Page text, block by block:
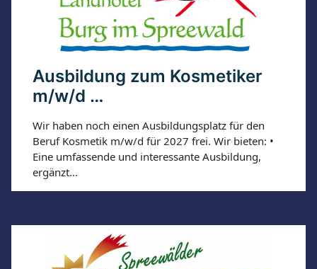
Ausbildung zum Kosmetiker
m/w/d …
Wir haben noch einen Ausbildungsplatz für den
Beruf Kosmetik m/w/d für 2027 frei. Wir bieten: •
Eine umfassende und interessante Ausbildung,
ergänzt...